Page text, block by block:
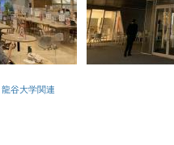
龍谷大学関連